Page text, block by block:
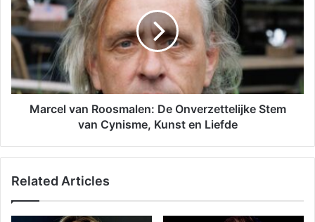
Marcel van Roosmalen: De Onverzettelijke Stem
van Cynisme, Kunst en Liefde
Related Articles